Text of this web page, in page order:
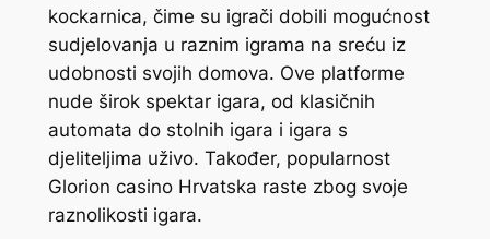
kockarnica, čime su igrači dobili mogućnost
sudjelovanja u raznim igrama na sreću iz
udobnosti svojih domova. Ove platforme
nude širok spektar igara, od klasičnih
automata do stolnih igara i igara s
djeliteljima uživo. Također, popularnost
Glorion casino Hrvatska raste zbog svoje
raznolikosti igara.